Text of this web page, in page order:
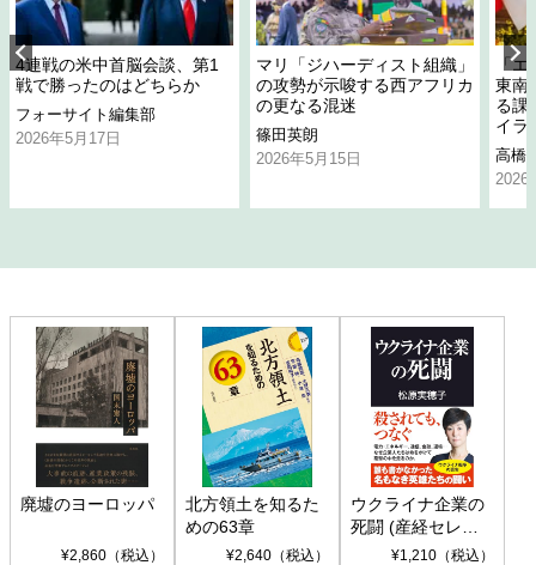
4連戦の米中首脳会談、第1
戦で勝ったのはどちらか
フォーサイト編集部
2026年5月17日
マリ「ジハーディスト組織」
の攻勢が示唆する西アフリカ
の更なる混迷
篠田英朗
2026年5月15日
「
東南
る課
イラ
高橋
2026
廃墟のヨーロッパ
¥2,860（税込）
北方領土を知るた
めの63章
¥2,640（税込）
ウクライナ企業の
死闘 (産経セレク
ト S 039)¥1,210（税込）